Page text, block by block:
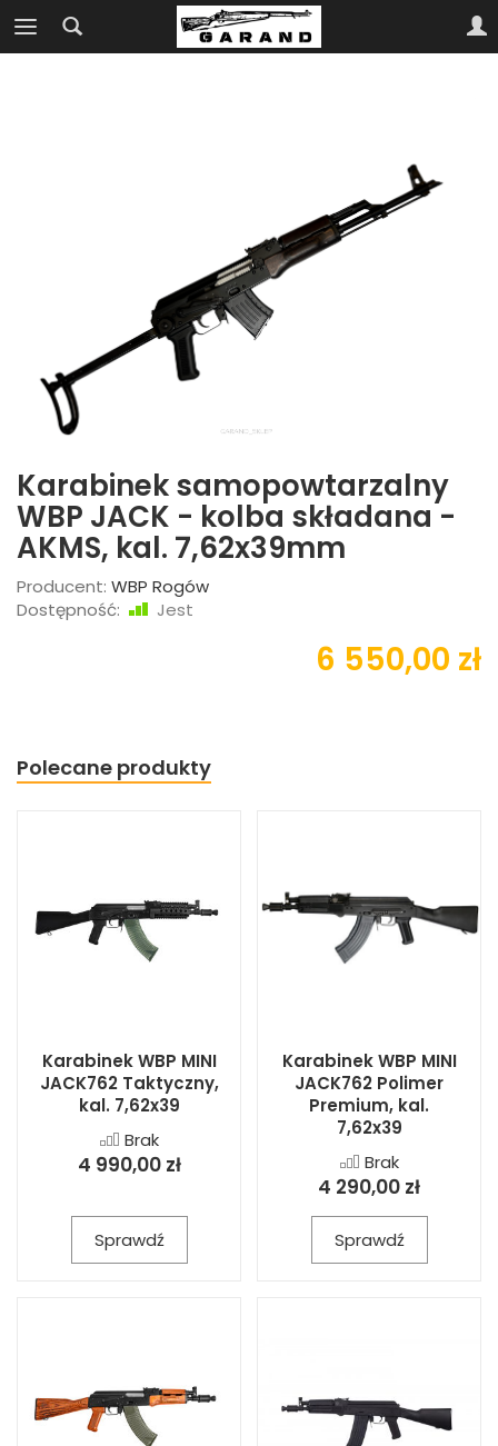
Karabinek samopowtarzalny
WBP JACK - kolba składana -
AKMS, kal. 7,62x39mm
Producent: WBP Rogów
Dostępność:
Jest
6 550,00 zł
Polecane produkty
Karabinek WBP MINI
JACK762 Taktyczny,
kal. 7,62x39
Brak
4 990,00 zł
Sprawdź
Karabinek WBP MINI
JACK762 Polimer
Premium, kal.
7,62x39
Brak
4 290,00 zł
Sprawdź